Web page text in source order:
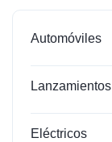
Automóviles
Lanzamientos
Eléctricos